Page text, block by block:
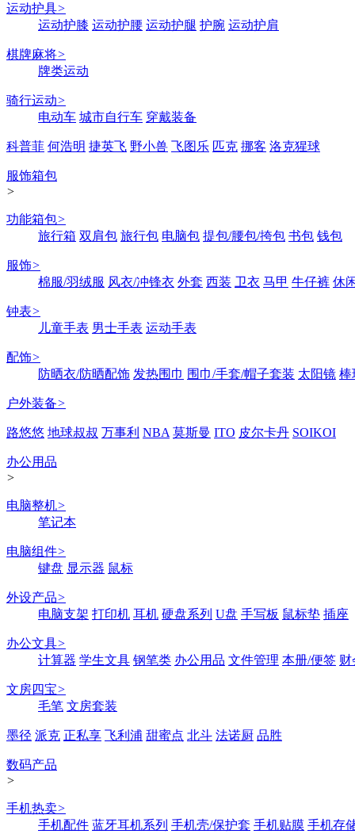
运动护具>
运动护膝 运动护腰 运动护腿 护腕 运动护肩
棋牌麻将>
牌类运动
骑行运动>
电动车 城市自行车 穿戴装备
科普菲 何浩明 捷英飞 野小兽 飞图乐 匹克 挪客 洛克猩球
服饰箱包
>
功能箱包>
旅行箱 双肩包 旅行包 电脑包 提包/腰包/挎包 书包 钱包
服饰>
棉服/羽绒服 风衣/冲锋衣 外套 西装 卫衣 马甲 牛仔裤 休
钟表>
儿童手表 男士手表 运动手表
配饰>
防晒衣/防晒配饰 发热围巾 围巾/手套/帽子套装 太阳镜 棒
户外装备>
路悠悠 地球叔叔 万事利 NBA 莫斯曼 ITO 皮尔卡丹 SOIKOI
办公用品
>
电脑整机>
笔记本
电脑组件>
键盘 显示器 鼠标
外设产品>
电脑支架 打印机 耳机 硬盘系列 U盘 手写板 鼠标垫 插座
办公文具>
计算器 学生文具 钢笔类 办公用品 文件管理 本册/便签 财
文房四宝>
毛笔 文房套装
墨径 派克 正私享 飞利浦 甜蜜点 北斗 法诺厨 品胜
数码产品
>
手机热卖>
手机配件 蓝牙耳机系列 手机壳/保护套 手机贴膜 手机存